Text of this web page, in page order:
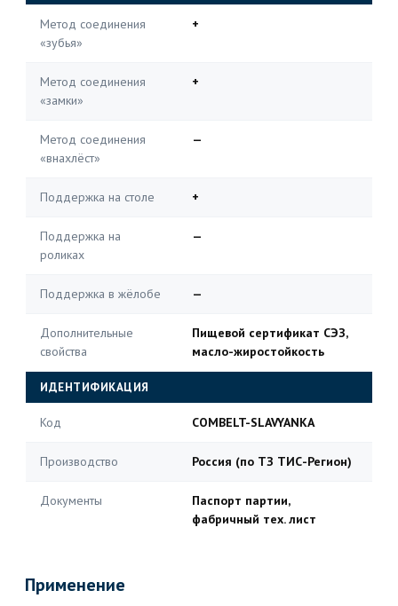
Метод соединения
«зубья»
+
Метод соединения
«замки»
+
Метод соединения
«внахлёст»
—
Поддержка на столе +
Поддержка на
роликах
—
Поддержка в жёлобе —
Дополнительные
свойства
Пищевой сертификат СЭЗ,
масло-жиростойкость
ИДЕНТИФИКАЦИЯ
Код COMBELT-SLAVYANKA
Производство Россия (по ТЗ ТИС-Регион)
Документы
Паспорт партии,
фабричный тех. лист
Применение